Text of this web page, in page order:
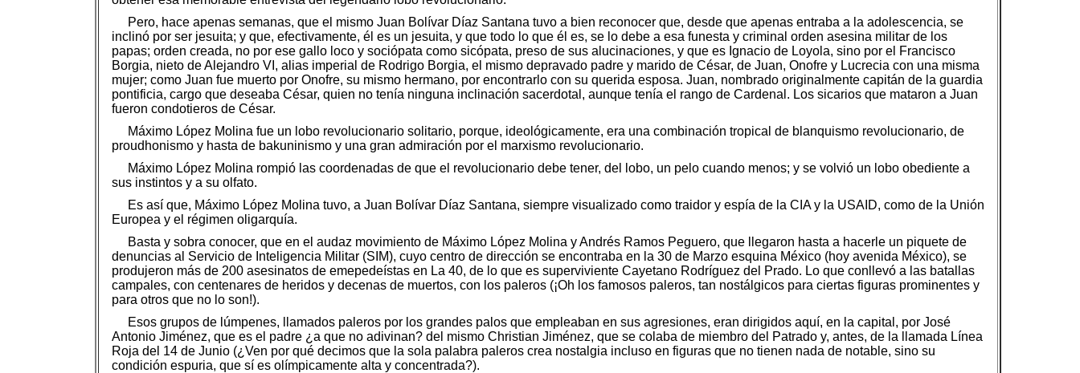
Pero, hace apenas semanas, que el mismo Juan Bolívar Díaz Santana tuvo a bien reconocer que, desde que apenas entraba a la adolescencia, se
inclinó por ser jesuita; y que, efectivamente, él es un jesuita, y que todo lo que él es, se lo debe a esa funesta y criminal orden asesina militar de los
papas; orden creada, no por ese gallo loco y sociópata como sicópata, preso de sus alucinaciones, y que es Ignacio de Loyola, sino por el Francisco
Borgia, nieto de Alejandro VI, alias imperial de Rodrigo Borgia, el mismo depravado padre y marido de César, de Juan, Onofre y Lucrecia con una misma
mujer; como Juan fue muerto por Onofre, su mismo hermano, por encontrarlo con su querida esposa. Juan, nombrado originalmente capitán de la guardia
pontificia, cargo que deseaba César, quien no tenía ninguna inclinación sacerdotal, aunque tenía el rango de Cardenal. Los sicarios que mataron a Juan
fueron condotieros de César.
Máximo López Molina fue un lobo revolucionario solitario, porque, ideológicamente, era una combinación tropical de blanquismo revolucionario, de
proudhonismo y hasta de bakuninismo y una gran admiración por el marxismo revolucionario.
Máximo López Molina rompió las coordenadas de que el revolucionario debe tener, del lobo, un pelo cuando menos; y se volvió un lobo obediente a
sus instintos y a su olfato.
Es así que, Máximo López Molina tuvo, a Juan Bolívar Díaz Santana, siempre visualizado como traidor y espía de la CIA y la USAID, como de la Unión
Europea y el régimen oligarquía.
Basta y sobra conocer, que en el audaz movimiento de Máximo López Molina y Andrés Ramos Peguero, que llegaron hasta a hacerle un piquete de
denuncias al Servicio de Inteligencia Militar (SIM), cuyo centro de dirección se encontraba en la 30 de Marzo esquina México (hoy avenida México), se
produjeron más de 200 asesinatos de emepedeístas en La 40, de lo que es superviviente Cayetano Rodríguez del Prado. Lo que conllevó a las batallas
campales, con centenares de heridos y decenas de muertos, con los paleros (¡Oh los famosos paleros, tan nostálgicos para ciertas figuras prominentes y
para otros que no lo son!).
Esos grupos de lúmpenes, llamados paleros por los grandes palos que empleaban en sus agresiones, eran dirigidos aquí, en la capital, por José
Antonio Jiménez, que es el padre ¿a que no adivinan? del mismo Christian Jiménez, que se colaba de miembro del Patrado y, antes, de la llamada Línea
Roja del 14 de Junio (¿Ven por qué decimos que la sola palabra paleros crea nostalgia incluso en figuras que no tienen nada de notable, sino su
condición espuria, que sí es olímpicamente alta y concentrada?).